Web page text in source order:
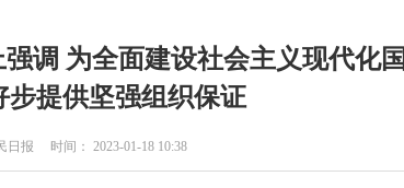
调 为全面建设社会主义现代化国
步提供坚强组织保证
日报 时间： 2023-01-18 10:38